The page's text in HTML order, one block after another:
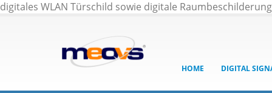
digitales WLAN Türschild sowie digitale
HOME DIGITAL